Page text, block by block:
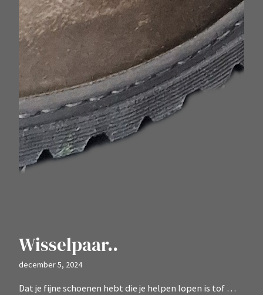
Wisselpaar..
december 5, 2024
Dat je fijne schoenen hebt die je helpen lopen is tof …